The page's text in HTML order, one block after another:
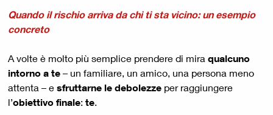
Quando il rischio arriva da chi ti sta vicino: un esempio
concreto
A volte è molto più semplice prendere di mira qualcuno
intorno a te – un familiare, un amico, una persona meno
attenta – e sfruttarne le debolezze per raggiungere
l’obiettivo finale: te.